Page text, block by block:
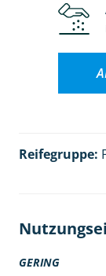
Reifegruppe:
GERING